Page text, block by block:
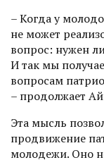
– Когда у
не может
вопрос: нужен
И так мы
вопросам
– продолжает
Эта мысль
продвижение
молодежи. Оно